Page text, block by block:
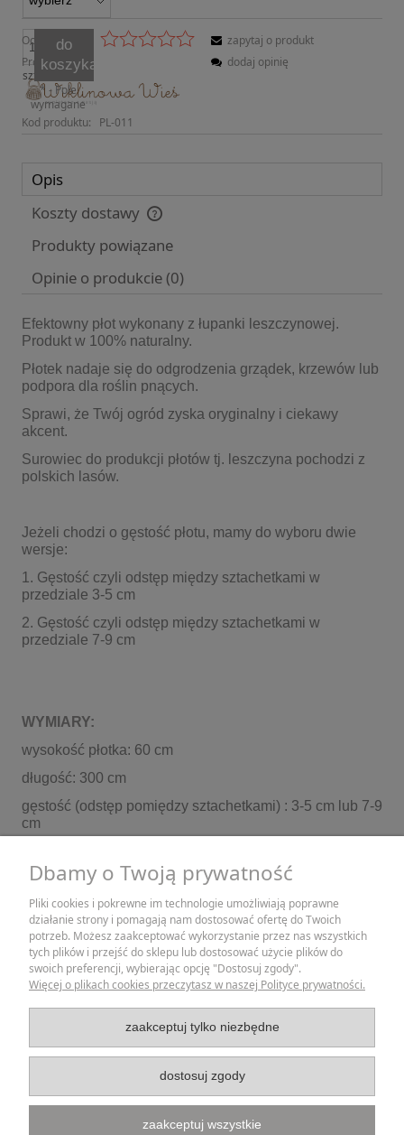
szt.
do
koszyka
* - Pole
wymagane
Ocena:
Producent:
Kod produktu: PL-011
zapytaj o produkt
dodaj opinię
Opis
Koszty dostawy
Cena nie zawiera ewentualnych kosztów płatności
Produkty powiązane
Opinie o produkcie (0)
Efektowny płot wykonany z łupanki leszczynowej.
Produkt w 100% naturalny.
Płotek nadaje się do odgrodzenia grządek, krzewów lub
podpora dla roślin pnących.
Sprawi, że Twój ogród zyska oryginalny i ciekawy
akcent.
Surowiec do produkcji płotów tj. leszczyna pochodzi z
polskich lasów.
Jeżeli chodzi o gęstość płotu, mamy do wyboru dwie
wersje:
1. Gęstość czyli odstęp między sztachetkami w
przedziale 3-5 cm
2. Gęstość czyli odstęp między sztachetkami w
przedziale 7-9 cm
WYMIARY:
wysokość płotka: 60 cm
długość: 300 cm
gęstość (odstęp pomiędzy sztachetkami) : 3-5 cm lub 7-9
cm
Wszystkie nasze wyroby są rękodziełem, z tej racji
wymiary mogą się wahać w granicach 1-2 cm.
ZAKUPY
POMOC
Strona korzysta z plików cookies w celu realizacji usług i zgodnie z Polityką
Dbamy o Twoją prywatność
Pliki cookies i pokrewne im technologie umożliwiają poprawne
działanie strony i pomagają nam dostosować ofertę do Twoich
potrzeb. Możesz zaakceptować wykorzystanie przez nas wszystkich
tych plików i przejść do sklepu lub dostosować użycie plików do
swoich preferencji, wybierając opcję "Dostosuj zgody".
Więcej o plikach cookies przeczytasz w naszej Polityce prywatności.
zaakceptuj tylko niezbędne
dostosuj zgody
zaakceptuj wszystkie